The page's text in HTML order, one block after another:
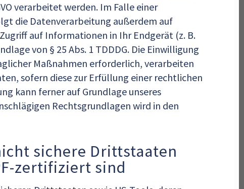
verarbeitet werden. Im Falle einer
die Datenverarbeitung außerdem auf
Zugriff auf Informationen in Ihr Endgerät (z. B.
von § 25 Abs. 1 TDDDG. Die Einwilligung
Maßnahmen erforderlich, verarbeiten
sofern diese zur Erfüllung einer rechtlichen
kann ferner auf Grundlage unseres
Rechtsgrundlagen wird in den
sichere Drittstaaten
zertifiziert sind